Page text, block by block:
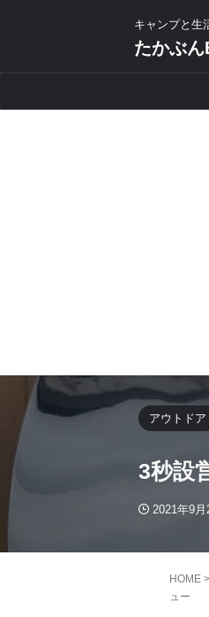
キャンプと生
たかぶ
アウトドア
3秒設
2021年9月
HOME >
ュー